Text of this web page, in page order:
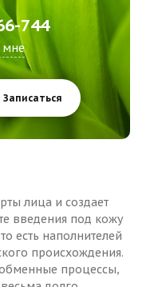
744
мне
Записаться
лица и создает
введения под кожу
есть наполнителей
происхождения.
процессы,